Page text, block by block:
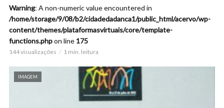
Warning: A non-numeric value encountered in
/home/storage/9/08/b2/cidadedadanca1/public_html/acervo/wp-
content/themes/plataformasvirtuais/core/template-
functions.phpon line 175
144 visualizações 1 min. leitura
IMAGEM